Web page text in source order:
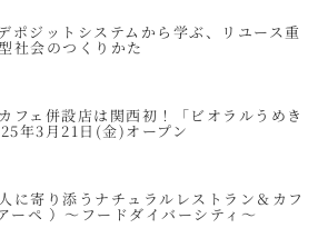
ポジットシステムから学ぶ、リユース重
社会のつくりかた
フェ併設店は関西初！「ビオラルうめき
年3月21日(金)オープン
に寄り添うナチュラルレストラン＆カフ
ーペ ）～フードダイバーシティ～